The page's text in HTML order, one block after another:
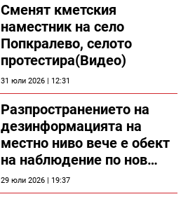
Сменят кметския
наместник на село
Попкралево, селото
протестира(Видео)
31 юли 2026 | 12:31
Разпространението на
дезинформацията на
местно ниво вече е обект
на наблюдение по нов
проект
29 юли 2026 | 19:37